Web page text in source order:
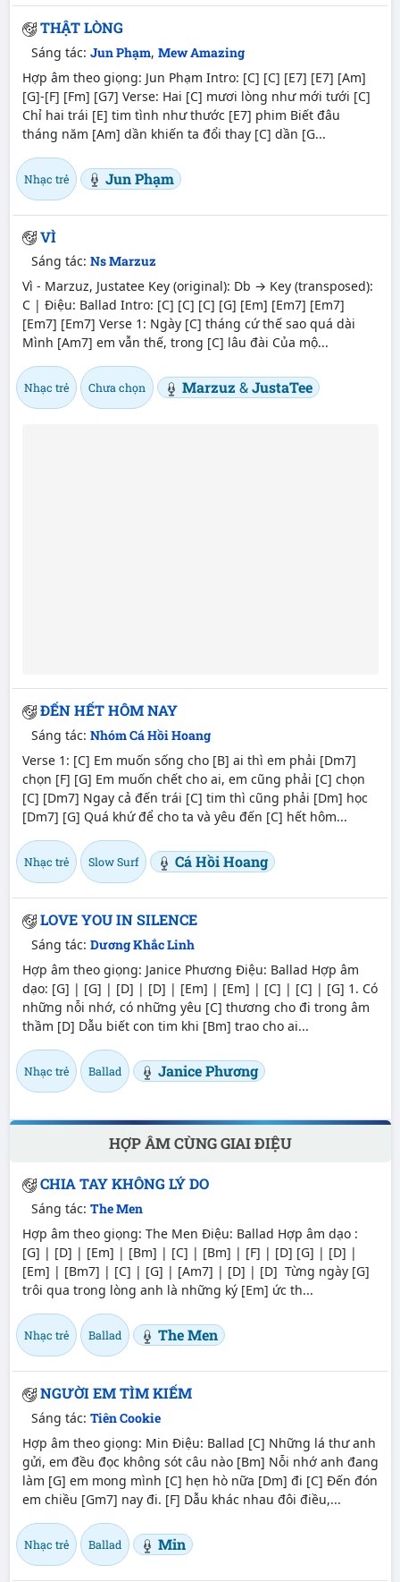
THẬT LÒNG
Sáng tác: Jun Phạm, Mew Amazing
Hợp âm theo giọng: Jun Phạm Intro: [C] [C] [E7] [E7] [Am]
[G]-[F] [Fm] [G7] Verse: Hai [C] mươi lòng như mới tưới [C]
Chỉ hai trái [E] tim tình như thước [E7] phim Biết đâu
tháng năm [Am] dần khiến ta đổi thay [C] dần [G...
Nhạc trẻ Jun Phạm
VÌ
Sáng tác: Ns Marzuz
Vì - Marzuz, Justatee Key (original): Db → Key (transposed):
C | Điệu: Ballad Intro: [C] [C] [C] [G] [Em] [Em7] [Em7]
[Em7] [Em7] Verse 1: Ngày [C] tháng cứ thế sao quá dài
Mình [Am7] em vẫn thế, trong [C] lâu đài Của mộ...
Nhạc trẻ Chưa chọn Marzuz &JustaTee
ĐẾN HẾT HÔM NAY
Sáng tác: Nhóm Cá Hồi Hoang
Verse 1: [C] Em muốn sống cho [B] ai thì em phải [Dm7]
chọn [F] [G] Em muốn chết cho ai, em cũng phải [C] chọn
[C] [Dm7] Ngay cả đến trái [C] tim thì cũng phải [Dm] học
[Dm7] [G] Quá khứ để cho ta và yêu đến [C] hết hôm...
Nhạc trẻ Slow Surf Cá Hồi Hoang
LOVE YOU IN SILENCE
Sáng tác: Dương Khắc Linh
Hợp âm theo giọng: Janice Phương Điệu: Ballad Hợp âm
dạo: [G] | [G] | [D] | [D] | [Em] | [Em] | [C] | [C] | [G] 1. Có
những nỗi nhớ, có những yêu [C] thương cho đi trong âm
thầm [D] Dẫu biết con tim khi [Bm] trao cho ai...
Nhạc trẻ Ballad Janice Phương
HỢP ÂM CÙNG GIAI ĐIỆU
CHIA TAY KHÔNG LÝ DO
Sáng tác: The Men
Hợp âm theo giọng: The Men Điệu: Ballad Hợp âm dạo :
[G] | [D] | [Em] | [Bm] | [C] | [Bm] | [F] | [D] [G] | [D] |
[Em] | [Bm7] | [C] | [G] | [Am7] | [D] | [D] Từng ngày [G]
trôi qua trong lòng anh là những ký [Em] ức th...
Nhạc trẻ Ballad The Men
NGƯỜI EM TÌM KIẾM
Sáng tác: Tiên Cookie
Hợp âm theo giọng: Min Điệu: Ballad [C] Những lá thư anh
gửi, em đều đọc không sót câu nào [Bm] Nỗi nhớ anh đang
làm [G] em mong mình [C] hẹn hò nữa [Dm] đi [C] Đến đón
em chiều [Gm7] nay đi. [F] Dẫu khác nhau đôi điều,...
Nhạc trẻ Ballad Min